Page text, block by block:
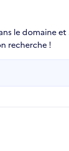
le domaine
recherche !